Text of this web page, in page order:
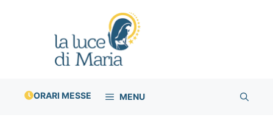
ORARI MESSE MENU